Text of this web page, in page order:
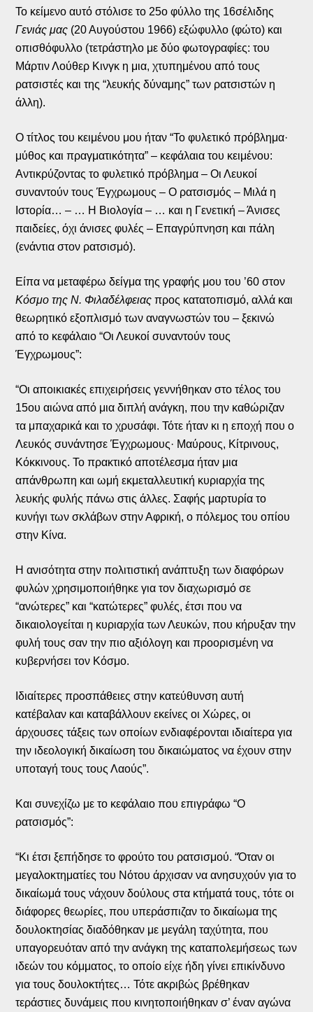
Το κείμενο αυτό στόλισε το 25ο φύλλο της 16σέλιδης
Γενιάς μας (20 Αυγούστου 1966) εξώφυλλο (φώτο) και
οπισθόφυλλο (τετράστηλο με δύο φωτογραφίες: του
Μάρτιν Λούθερ Κινγκ η μια, χτυπημένου από τους
ρατσιστές και της “λευκής δύναμης” των ρατσιστών η
άλλη).
Ο τίτλος του κειμένου μου ήταν “Το φυλετικό πρόβλημα·
μύθος και πραγματικότητα” – κεφάλαια του κειμένου:
Αντικρύζοντας το φυλετικό πρόβλημα – Οι Λευκοί
συναντούν τους Έγχρωμους – Ο ρατσισμός – Μιλά η
Ιστορία… – … Η Βιολογία – … και η Γενετική – Άνισες
παιδείες, όχι άνισες φυλές – Επαγρύπνηση και πάλη
(ενάντια στον ρατσισμό).
Είπα να μεταφέρω δείγμα της γραφής μου του ’60 στον
Κόσμο της Ν. Φιλαδέλφειας προς κατατοπισμό, αλλά και
θεωρητικό εξοπλισμό των αναγνωστών του – ξεκινώ
από το κεφάλαιο “Οι Λευκοί συναντούν τους
Έγχρωμους”:
“Οι αποικιακές επιχειρήσεις γεννήθηκαν στο τέλος του
15ου αιώνα από μια διπλή ανάγκη, που την καθώριζαν
τα μπαχαρικά και το χρυσάφι. Τότε ήταν κι η εποχή που ο
Λευκός συνάντησε Έγχρωμους· Μαύρους, Κίτρινους,
Κόκκινους. Το πρακτικό αποτέλεσμα ήταν μια
απάνθρωπη και ωμή εκμεταλλευτική κυριαρχία της
λευκής φυλής πάνω στις άλλες. Σαφής μαρτυρία το
κυνήγι των σκλάβων στην Αφρική, ο πόλεμος του οπίου
στην Κίνα.
Η ανισότητα στην πολιτιστική ανάπτυξη των διαφόρων
φυλών χρησιμοποιήθηκε για τον διαχωρισμό σε
“ανώτερες” και “κατώτερες” φυλές, έτσι που να
δικαιολογείται η κυριαρχία των Λευκών, που κήρυξαν την
φυλή τους σαν την πιο αξιόλογη και προορισμένη να
κυβερνήσει τον Κόσμο.
Ιδιαίτερες προσπάθειες στην κατεύθυνση αυτή
κατέβαλαν και καταβάλλουν εκείνες οι Χώρες, οι
άρχουσες τάξεις των οποίων ενδιαφέρονται ιδιαίτερα για
την ιδεολογική δικαίωση του δικαιώματος να έχουν στην
υποταγή τους τους Λαούς”.
Και συνεχίζω με το κεφάλαιο που επιγράφω “Ο
ρατσισμός”:
“Κι έτσι ξεπήδησε το φρούτο του ρατσισμού. “Όταν οι
μεγαλοκτηματίες του Νότου άρχισαν να ανησυχούν για το
δικαίωμά τους νάχουν δούλους στα κτήματά τους, τότε οι
διάφορες θεωρίες, που υπεράσπιζαν το δικαίωμα της
δουλοκτησίας διαδόθηκαν με μεγάλη ταχύτητα, που
υπαγορευόταν από την ανάγκη της καταπολεμήσεως των
ιδεών του κόμματος, το οποίο είχε ήδη γίνει επικίνδυνο
για τους δουλοκτήτες… Τότε ακριβώς βρέθηκαν
τεράστιες δυνάμεις που κινητοποιήθηκαν σ’ έναν αγώνα